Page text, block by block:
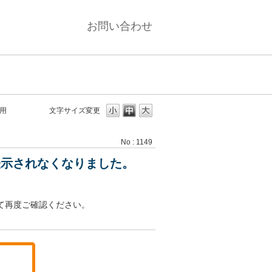
お問い合わせ
文字サイズ変更
No : 1149
されなくなりました。
度ご確認ください。